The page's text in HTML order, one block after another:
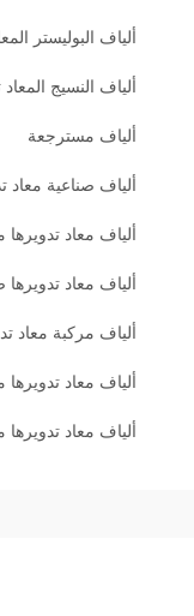
ألياف البوليستر
ألياف النسيج المعاد
ألياف مسترجعة
ألياف صناعية معاد
ألياف معاد
ألياف معاد تدويرها
ألياف مركبة معاد
ألياف معاد تدويرها
ألياف معاد